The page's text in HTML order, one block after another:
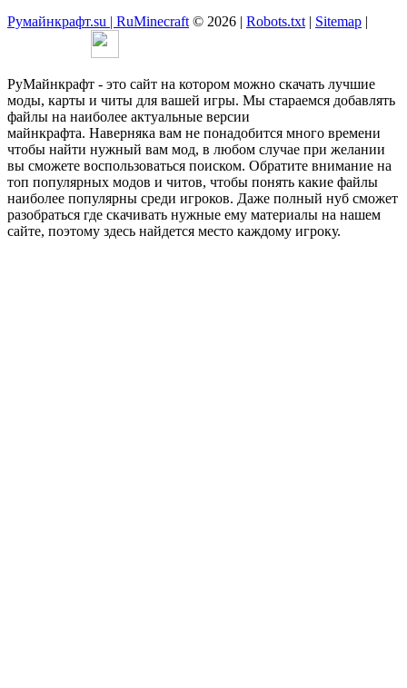
Румайнкрафт.su | RuMinecraft© 2026 | Robots.txt| Sitemap |
РуМайнкрафт - это сайт на котором можно скачать лучшие
моды, карты и читы для вашей игры. Мы стараемся добавлять
файлы на наиболее актуальные версии
майнкрафта. Наверняка вам не понадобится много времени
чтобы найти нужный вам мод, в любом случае при желании
вы сможете воспользоваться поиском. Обратите внимание на
топ популярных модов и читов, чтобы понять какие файлы
наиболее популярны среди игроков. Даже полный нуб сможет
разобраться где скачивать нужные ему материалы на нашем
сайте, поэтому здесь найдется место каждому игроку.